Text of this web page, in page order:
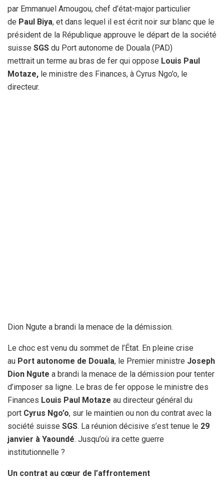
par Emmanuel Amougou, chef d’état-major particulier
de Paul Biya, et dans lequel il est écrit noir sur blanc que le
président de la République approuve le départ de la société
suisse SGS du Port autonome de Douala (PAD)
mettrait un terme au bras de fer qui oppose Louis Paul
Motaze, le ministre des Finances, à Cyrus Ngo’o, le
directeur.
Dion Ngute a brandi la menace de la démission.
Le choc est venu du sommet de l’État. En pleine crise
au Port autonome de Douala, le Premier ministre Joseph
Dion Ngute a brandi la menace de la démission pour tenter
d’imposer sa ligne. Le bras de fer oppose le ministre des
Finances Louis Paul Motaze au directeur général du
port Cyrus Ngo’o, sur le maintien ou non du contrat avec la
société suisse SGS. La réunion décisive s’est tenue le 29
janvier à Yaoundé. Jusqu’où ira cette guerre
institutionnelle ?
Un contrat au cœur de l’affrontement